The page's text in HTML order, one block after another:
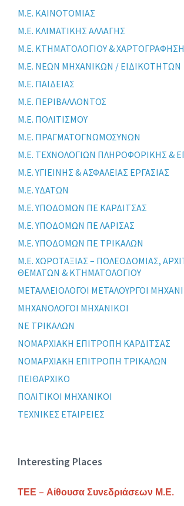
Μ.Ε. ΚΑΙΝΟΤΟΜΙΑΣ
Μ.Ε. ΚΛΙΜΑΤΙΚΗΣ ΑΛΛΑΓΗΣ
Μ.Ε. ΚΤΗΜΑΤΟΛΟΓΙΟΥ &
Μ.Ε. ΝΕΩΝ ΜΗΧΑΝΙΚΩΝ / ΕΙΔΙΚΟΤΗΤΩΝ
Μ.Ε. ΠΑΙΔΕΙΑΣ
Μ.Ε. ΠΕΡΙΒΑΛΛΟΝΤΟΣ
Μ.Ε. ΠΟΛΙΤΙΣΜΟΥ
Μ.Ε. ΠΡΑΓΜΑΤΟΓΝΩΜΟΣΥΝΩΝ
Μ.Ε. ΤΕΧΝΟΛΟΓΙΩΝ ΠΛΗΡΟΦΟΡΙΚΗΣ &
Μ.Ε. ΥΓΙΕΙΝΗΣ & ΑΣΦΑΛΕΙΑΣ ΕΡΓΑΣΙΑΣ
Μ.Ε. ΥΔΑΤΩΝ
Μ.Ε. ΥΠΟΔΟΜΩΝ ΠΕ ΚΑΡΔΙΤΣΑΣ
Μ.Ε. ΥΠΟΔΟΜΩΝ ΠΕ ΛΑΡΙΣΑΣ
Μ.Ε. ΥΠΟΔΟΜΩΝ ΠΕ ΤΡΙΚΑΛΩΝ
Μ.Ε. ΧΩΡΟΤΑΞΙΑΣ – ΠΟΛΕΟΔΟΜΙΑΣ,
ΘΕΜΑΤΩΝ & ΚΤΗΜΑΤΟΛΟΓΙΟΥ
ΜΕΤΑΛΛΕΙΟΛΟΓΟΙ ΜΕΤΑΛΟΥΡΓΟΙ
ΜΗΧΑΝΟΛΟΓΟΙ ΜΗΧΑΝΙΚΟΙ
ΝΕ ΤΡΙΚΑΛΩΝ
ΝΟΜΑΡΧΙΑΚΗ ΕΠΙΤΡΟΠΗ ΚΑΡΔΙΤΣΑΣ
ΝΟΜΑΡΧΙΑΚΗ ΕΠΙΤΡΟΠΗ ΤΡΙΚΑΛΩΝ
ΠΕΙΘΑΡΧΙΚΟ
ΠΟΛΙΤΙΚΟΙ ΜΗΧΑΝΙΚΟΙ
ΤΕΧΝΙΚΕΣ ΕΤΑΙΡΕΙΕΣ
Interesting Places
ΤΕΕ – Αίθουσα Συνεδριάσεων Μ.Ε.